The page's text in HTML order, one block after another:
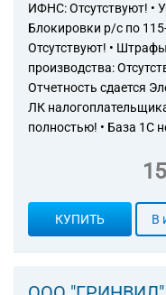
ИФНС: Отсутствуют! •
Блокировки р/с по
Отсутствуют! •
производства:
Отчетность сдается
ЛК
полностью! • База 1С
КУПИТЬ В